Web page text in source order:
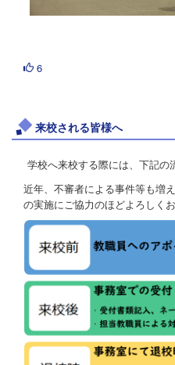
6
来校される皆様へ
学校へ来校する際には、下記の
近年、不審者による事件等も増
の実施にご協力のほどよろしく